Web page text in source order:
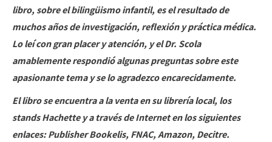
libro, sobre el bilingüismo infantil, es el resultado de
muchos años de investigación, reflexión y práctica médica.
Lo leí con gran placer y atención, y el Dr. Scola
amablemente respondió algunas preguntas sobre este
apasionante tema y se lo agradezco encarecidamente.
El libro se encuentra a la venta en su librería local, los
stands Hachette y a través de Internet en los siguientes
enlaces: Publisher Bookelis, FNAC, Amazon, Decitre.